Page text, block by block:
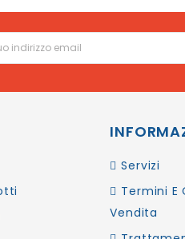
Servizi
Termini E
Vendita